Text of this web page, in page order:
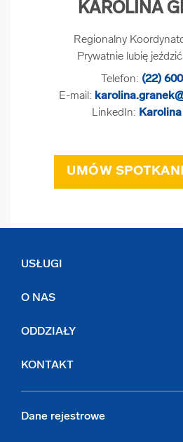
KAROLINA
Regionalny
Prywatnie lubię
Telefon: (22)
E-mail:
LinkedIn:
UMÓW
USŁUGI
O NAS
ODDZIAŁY
KONTAKT
Dane rejestrowe